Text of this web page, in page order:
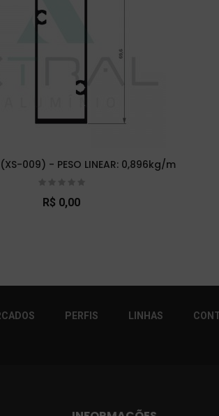
009) - PESO LINEAR: 0,896kg/m
R$ 0,00
PERFIS LINHAS